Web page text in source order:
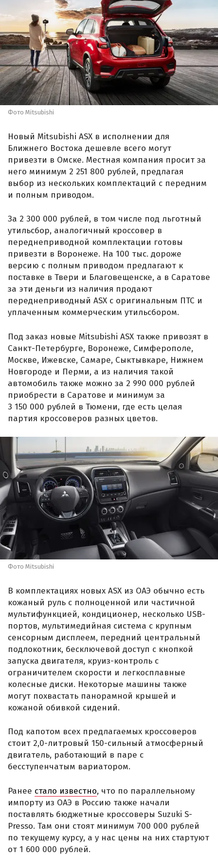
Фото Mitsubishi
Новый Mitsubishi ASX в исполнении для
Ближнего Востока дешевле всего могут
привезти в Омске. Местная компания просит за
него минимум 2 251 800 рублей, предлагая
выбор из нескольких комплектаций с передним
и полным приводом.
За 2 300 000 рублей, в том числе под льготный
утильсбор, аналогичный кроссовер в
переднеприводной комплектации готовы
привезти в Воронеже. На 100 тыс. дороже
версию с полным приводом предлагают к
поставке в Твери и Благовещенске, а в Саратове
за эти деньги из наличия продают
переднеприводный ASX с оригинальным ПТС и
уплаченным коммерческим утильсбором.
Под заказ новые Mitsubishi ASX также привозят в
Санкт-Петербурге, Воронеже, Симферополе,
Москве, Ижевске, Самаре, Сыктывкаре, Нижнем
Новгороде и Перми, а из наличия такой
автомобиль также можно за 2 990 000 рублей
приобрести в Саратове и минимум за
3 150 000 рублей в Тюмени, где есть целая
партия кроссоверов разных цветов.
Фото Mitsubishi
В комплектациях новых ASX из ОАЭ обычно есть
кожаный руль с полноценной или частичной
мультифункцией, кондиционер, несколько USB-
портов, мультимедийная система с крупным
сенсорным дисплеем, передний центральный
подлокотник, бесключевой доступ с кнопкой
запуска двигателя, круиз-контроль с
ограничителем скорости и легкосплавные
колесные диски. Некоторые машины также
могут похвастать панорамной крышей и
кожаной обивкой сидений.
Под капотом всех предлагаемых кроссоверов
стоит 2,0-литровый 150-сильный атмосферный
двигатель, работающий в паре с
бесступенчатым вариатором.
Ранее стало известно, что по параллельному
импорту из ОАЭ в Россию также начали
поставлять бюджетные кроссоверы Suzuki S-
Presso. Там они стоят минимум 700 000 рублей
по текущему курсу, а у нас цены на них стартуют
от 1 600 000 рублей.